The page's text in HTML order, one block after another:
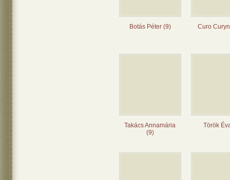
Botás Péter (9) Curo
Takács Annamária
(9)
Török